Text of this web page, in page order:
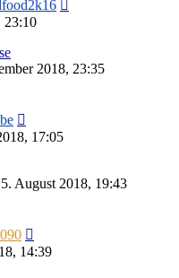
23:10
2018, 23:35
17:05
August 2018, 19:43
14:39